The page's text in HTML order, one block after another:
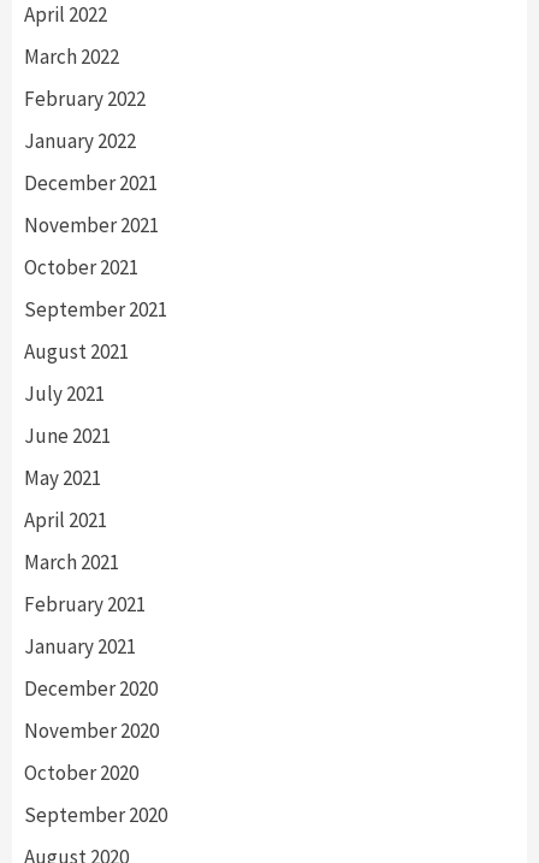
April 2022
March 2022
February 2022
January 2022
December 2021
November 2021
October 2021
September 2021
August 2021
July 2021
June 2021
May 2021
April 2021
March 2021
February 2021
January 2021
December 2020
November 2020
October 2020
September 2020
August 2020